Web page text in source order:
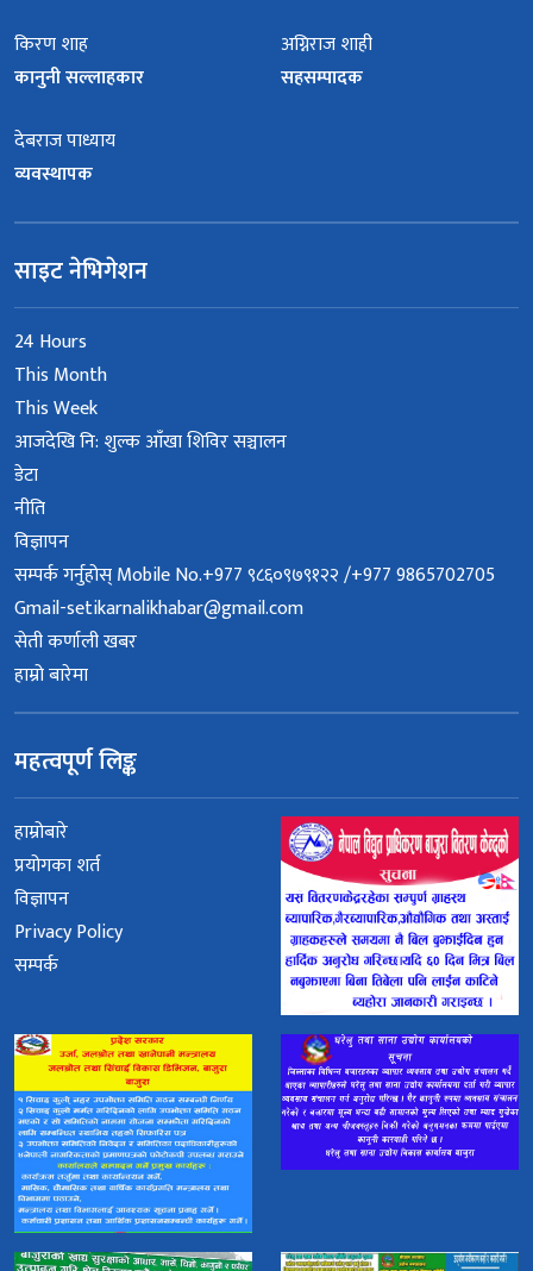
किरण शाह
कानुनी सल्लाहकार
अग्निराज शाही
सहसम्पादक
देबराज पाध्याय
व्यवस्थापक
साइट नेभिगेशन
24 Hours
This Month
This Week
आजदेखि नि: शुल्क आँखा शिविर सञ्चालन
डेटा
नीति
विज्ञापन
सम्पर्क गर्नुहोस् Mobile No.+977 ९८६०९७९१२२ /+977 9865702705
Gmail-setikarnalikhabar@gmail.com
सेती कर्णाली खबर
हाम्रो बारेमा
महत्वपूर्ण लिङ्क
हाम्रोबारे
प्रयोगका शर्त
विज्ञापन
Privacy Policy
सम्पर्क